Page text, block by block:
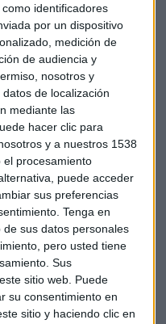
identificadores
por un dispositivo
medición de
de audiencia y
nosotros y
de localización
mediante las
hacer clic para
y a nuestros 1538
el procesamiento
puede acceder
sus preferencias
Tenga en
sus datos personales
pero usted tiene
Sus
sitio web. Puede
su consentimiento en
sitio y haciendo clic en
2018 un sólido ritmo
contexto de favorables
económicas y de
de competitividad y la
de exportación se
las exportaciones, que
en 2018
que el escenario
del PIB real
al alza de una décima
de julio.
este año
se debe,
de la demanda
frente a 0,5 del